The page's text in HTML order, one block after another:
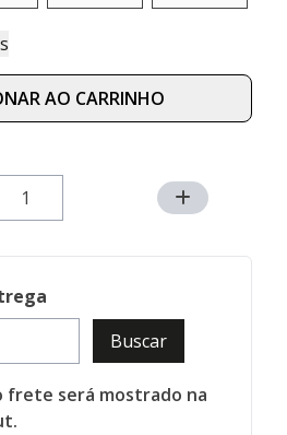
AO CARRINHO
Buscar
frete será mostrado na